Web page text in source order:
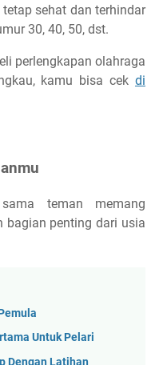
sehat dan terhindar
30, 40, 50, dst.
perlengkapan olahraga
kamu bisa cek di
sama teman memang
bagian penting dari usia
Untuk Pelari
Dengan Latihan